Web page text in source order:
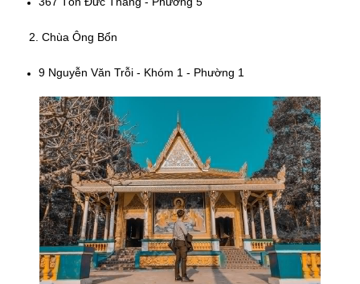
Mảnh đất Sóc Trăng với những ngôi chùa Khmer gây ấn tượng
tịnh, cổ kính và trang nghiêm.
1. Chùa Som Rong
367 Tôn Đức Thắng - Phường 5
2. Chùa Ông Bổn
9 Nguyễn Văn Trỗi - Khóm 1 - Phường 1